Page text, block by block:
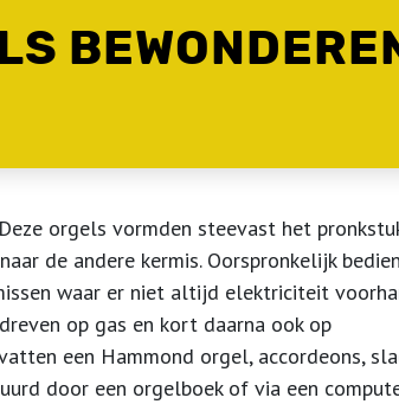
orgels vormden steevast het
de andere kermis. Oorspronkelijk
waar er niet altijd elektriciteit
op gas en kort daarna ook op
een Hammond orgel, accordeons,
door een orgelboek of via een